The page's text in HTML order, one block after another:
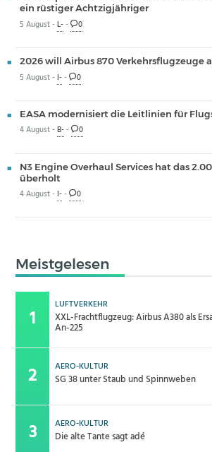
ein rüstiger Achtzigjähriger
5 August -L-- 0
2026 will Airbus 870 Verkehrsflugzeuge
5 August - I-- 0
EASA modernisiert die Leitlinien für
4 August -B-- 0
N3 Engine Overhaul Services hat das
überholt
4 August - I-- 0
Meistgelesen
LUFTVERKEHR
XXL-Frachtflugzeug: Airbus A380 als
An-225
AERO-KULTUR
SG 38 unter Staub und Spinnweben
AERO-KULTUR
Die alte Tante sagt adé